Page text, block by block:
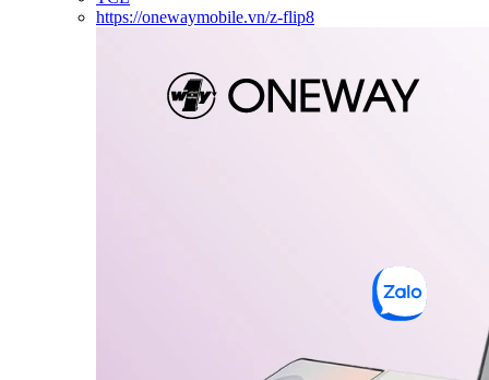
https://onewaymobile.vn/z-flip8